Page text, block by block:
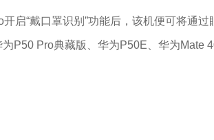
“戴口罩识别”功能后，该机便可将通过
P50 Pro典藏版、华为P50E、华为Mate